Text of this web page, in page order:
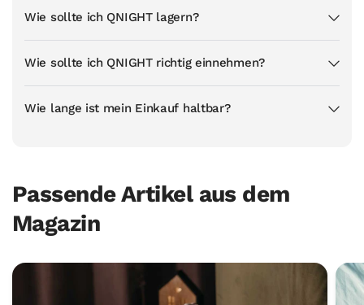
Wie sollte ich QNIGHT lagern?
Wie sollte ich QNIGHT richtig einnehmen?
Wie lange ist mein Einkauf haltbar?
Passende Artikel aus dem
Magazin